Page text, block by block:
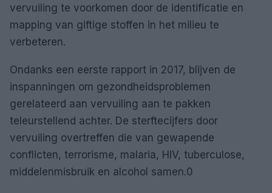
vervuiling te voorkomen door de identificatie en
mapping van giftige stoffen in het milieu te
verbeteren.
Ondanks een eerste rapport in 2017, blijven de
inspanningen om gezondheidsproblemen
gerelateerd aan vervuiling aan te pakken
teleurstellend achter. De sterftecijfers door
vervuiling overtreffen die van gewapende
conflicten, terrorisme, malaria, HIV, tuberculose,
middelenmisbruik en alcohol samen.0